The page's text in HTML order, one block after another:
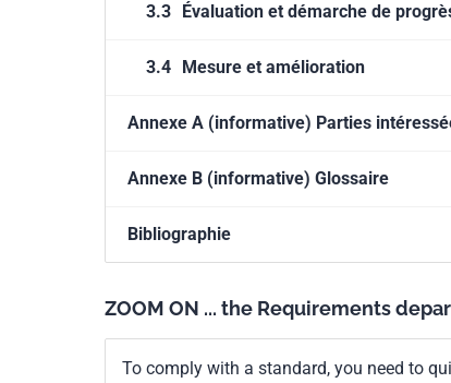
3.3 Évaluation et démarche de
3.4 Mesure et amélioration
Annexe A (informative) Parties
Annexe B (informative) Glossaire
Bibliographie
ZOOM ON ... the Requirements
To comply with a standard, you need to